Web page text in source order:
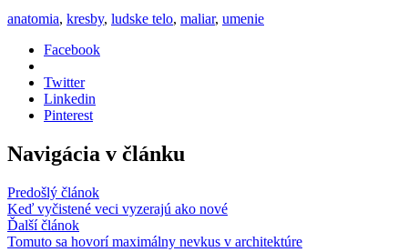
anatomia, kresby, ludske telo, maliar, umenie
Facebook
Twitter
Linkedin
Pinterest
Navigácia v článku
Predošlý článok
Keď vyčistené veci vyzerajú ako nové
Ďalší článok
Tomuto sa hovorí maximálny nevkus v architektúre